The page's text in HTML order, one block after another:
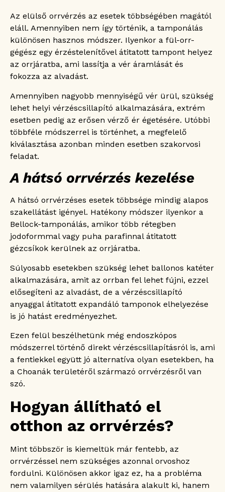
Az elülső orrvérzés az esetek többségében magától
eláll. Amennyiben nem így történik, a tamponálás
különösen hasznos módszer. Ilyenkor a fül-orr-
gégész egy érzéstelenítővel átitatott tampont helyez
az orrjáratba, ami lassítja a vér áramlását és
fokozza az alvadást.
Amennyiben nagyobb mennyiségű vér ürül, szükség
lehet helyi vérzéscsillapító alkalmazására, extrém
esetben pedig az erősen vérző ér égetésére. Utóbbi
többféle módszerrel is történhet, a megfelelő
kiválasztása azonban minden esetben szakorvosi
feladat.
A hátsó orrvérzés kezelése
A hátsó orrvérzéses esetek többsége mindig alapos
szakellátást igényel. Hatékony módszer ilyenkor a
Bellock-tamponálás, amikor több rétegben
jodoformmal vagy puha parafinnal átitatott
gézcsíkok kerülnek az orrjáratba.
Súlyosabb esetekben szükség lehet ballonos katéter
alkalmazására, amit az orrban fel lehet fújni, ezzel
elősegíteni az alvadást, de a vérzéscsillapító
anyaggal átitatott expandáló tamponok elhelyezése
is jó hatást eredményezhet.
Ezen felül beszélhetünk még endoszkópos
módszerrel történő direkt vérzéscsillapításról is, ami
a fentiekkel együtt jó alternatíva olyan esetekben, ha
a Choanák területéről származó orrvérzésről van
szó.
Hogyan állítható el
otthon az orrvérzés?
Mint többször is kiemeltük már fentebb, az
orrvérzéssel nem szükséges azonnal orvoshoz
fordulni. Különösen akkor igaz ez, ha a probléma
nem valamilyen sérülés hatására alakult ki, hanem